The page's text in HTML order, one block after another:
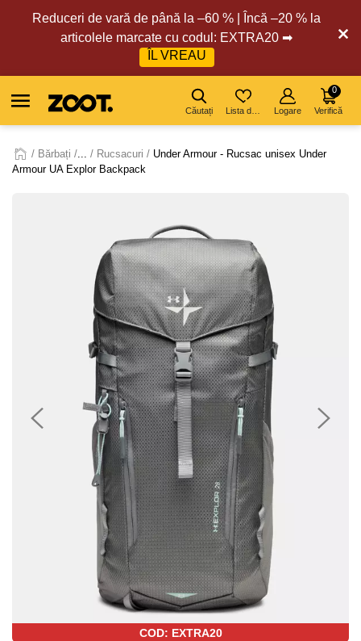
Reduceri de vară de până la –60 % | Încă –20 % la
articolele marcate cu codul: EXTRA20 ➡
ÎL VREAU
Căutați Logare Verifică
0
Bărbați ... Rucsacuri
Under Armour - Rucsac unisex Under
Armour UA Explor Backpack
COD: EXTRA20